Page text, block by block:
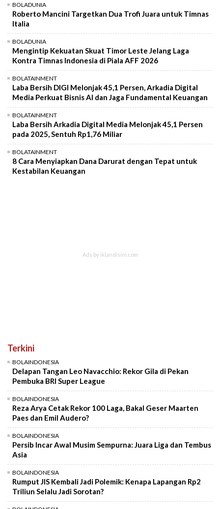
BOLADUNIA
Roberto Mancini Targetkan Dua Trofi Juara untuk Timnas
Italia
BOLADUNIA
Mengintip Kekuatan Skuat Timor Leste Jelang Laga
Kontra Timnas Indonesia di Piala AFF 2026
BOLATAINMENT
Laba Bersih DIGI Melonjak 45,1 Persen, Arkadia Digital
Media Perkuat Bisnis AI dan Jaga Fundamental Keuangan
BOLATAINMENT
Laba Bersih Arkadia Digital Media Melonjak 45,1 Persen
pada 2025, Sentuh Rp1,76 Miliar
BOLATAINMENT
8 Cara Menyiapkan Dana Darurat dengan Tepat untuk
Kestabilan Keuangan
Terkini
BOLAINDONESIA
Delapan Tangan Leo Navacchio: Rekor Gila di Pekan
Pembuka BRI Super League
BOLAINDONESIA
Reza Arya Cetak Rekor 100 Laga, Bakal Geser Maarten
Paes dan Emil Audero?
BOLAINDONESIA
Persib Incar Awal Musim Sempurna: Juara Liga dan Tembus
Asia
BOLAINDONESIA
Rumput JIS Kembali Jadi Polemik: Kenapa Lapangan Rp2
Triliun Selalu Jadi Sorotan?